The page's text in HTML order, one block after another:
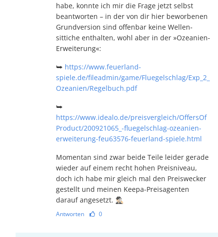
habe, konnte ich mir die Frage jetzt selbst
beantworten – in der von dir hier beworbe­nen
Grundversion sind offen­bar keine Wel­len­
sittiche ent­halten, wohl aber in der »Ozeanien-
Erweiterung«:
⮩ https://www.feuerland-
spiele.de/fileadmin/game/Fluegelschlag/Exp_2_
Ozeanien/Regelbuch.pdf
⮩
https://www.idealo.de/preisvergleich/OffersOf
Product/200921065_-fluegelschlag-ozeanien-
erweiterung-feu63576-feuerland-spiele.html
Momentan sind zwar beide Teile leider gerade
wieder auf einem recht hohen Preisniveau,
doch ich habe mir gleich mal den Preis­wecker
gestellt und mei­nen Keepa-Preis­agen­ten
darauf ange­setzt. 🕵🏻‍♂️
Antworten 0